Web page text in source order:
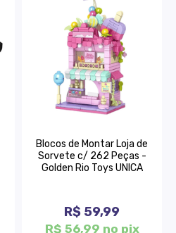
Blocos de Montar Loja de
Sorvete c/ 262 Peças -
Golden Rio Toys UNICA
R$ 59,99
R$ 56,99 no pix